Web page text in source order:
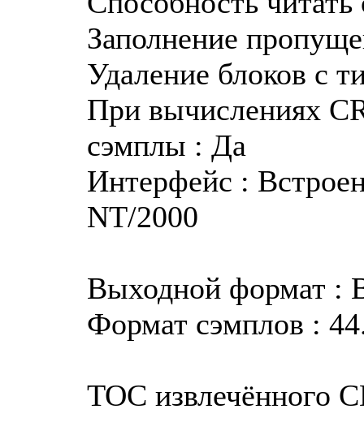
Заполнение
Удаление блоков с
При вычислениях
сэмплы : Да
Интерфейс :
NT/2000
Выходной формат :
Формат сэмплов :
TOC извлечённого